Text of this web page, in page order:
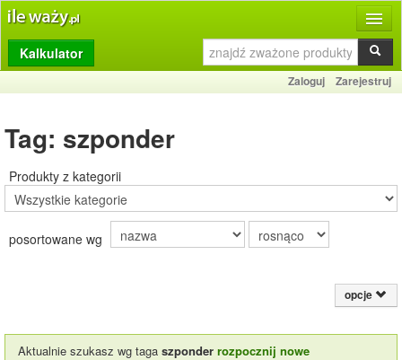
Produkty
Dziennik
Porady
Słownik
Kalkulator
Zaloguj Zarejestruj
Tag: szponder
Produkty z kategorii
posortowane wg
opcje
Aktualnie szukasz wg taga szponder rozpocznij nowe